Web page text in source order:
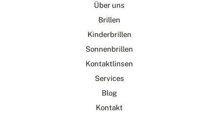
Über uns
Brillen
Kinderbrillen
Sonnenbrillen
Kontaktlinsen
Services
Blog
Kontakt